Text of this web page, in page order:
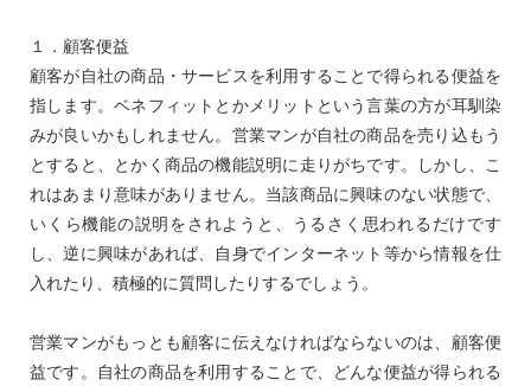
１．顧客便益
顧客が自社の商品・サービスを利用することで得られる便益を
指します。ベネフィットとかメリットという言葉の方が耳馴染
みが良いかもしれません。営業マンが自社の商品を売り込もう
とすると、とかく商品の機能説明に走りがちです。しかし、こ
れはあまり意味がありません。当該商品に興味のない状態で、
いくら機能の説明をされようと、うるさく思われるだけです
し、逆に興味があれば、自身でインターネット等から情報を仕
入れたり、積極的に質問したりするでしょう。
営業マンがもっとも顧客に伝えなければならないのは、顧客便
益です。自社の商品を利用することで、どんな便益が得られる